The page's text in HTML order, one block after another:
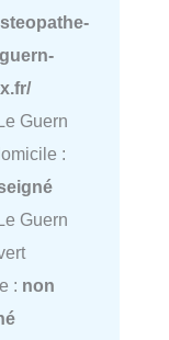
Guern
:
Guern
: non